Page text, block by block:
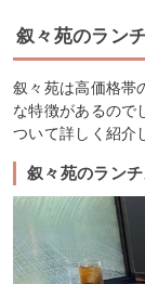
叙々苑のラン
叙々苑は高価格帯
な特徴があるので
ついて詳しく紹介
叙々苑のラン